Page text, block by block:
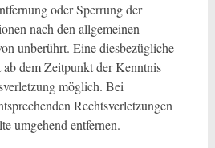
oder Sperrung der
nach den allgemeinen
unberührt. Eine diesbezügliche
dem Zeitpunkt der Kenntnis
möglich. Bei
Rechtsverletzungen
umgehend entfernen.